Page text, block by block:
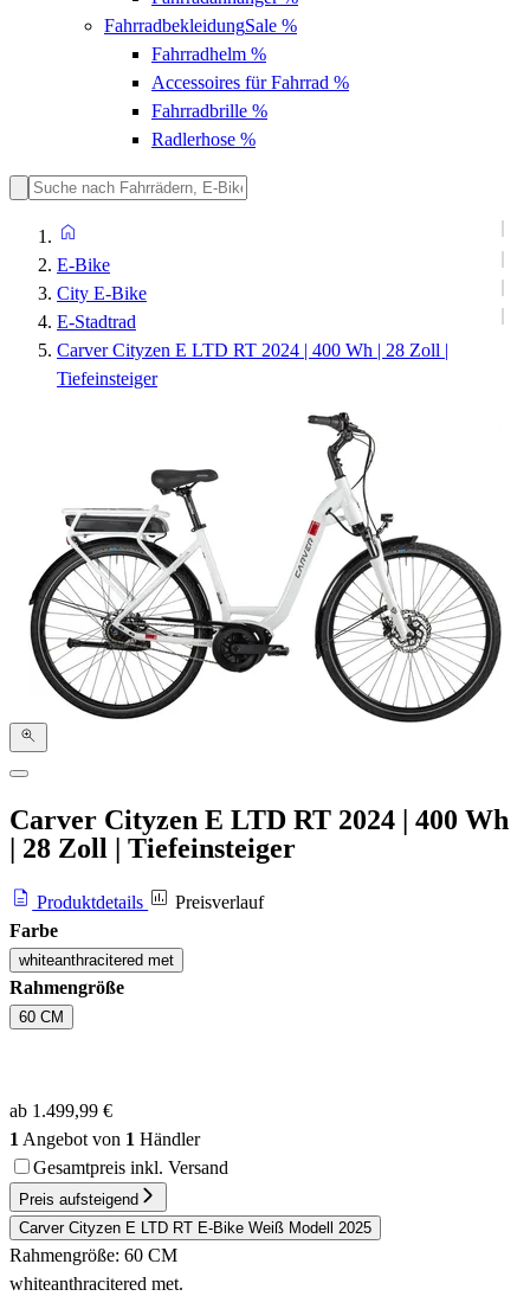
FahrradbekleidungSale %
Fahrradhelm %
Accessoires für Fahrrad %
Fahrradbrille %
Radlerhose %
E-Bike
City E-Bike
E-Stadtrad
Carver Cityzen E LTD RT 2024 | 400 Wh | 28 Zoll |
Tiefeinsteiger
Carver Cityzen E LTD RT 2024 | 400 Wh
| 28 Zoll | Tiefeinsteiger
Produktdetails
Preisverlauf
Farbe
whiteanthracitered met
Rahmengröße
60 CM
ab 1.499,99 €
1 Angebot von 1 Händler
Gesamtpreis inkl. Versand
Preis aufsteigend
Carver Cityzen E LTD RT E-Bike Weiß Modell 2025
Rahmengröße: 60 CM
whiteanthracitered met.